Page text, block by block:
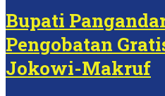
Bupati
Pengobatan
Jokowi-Makruf